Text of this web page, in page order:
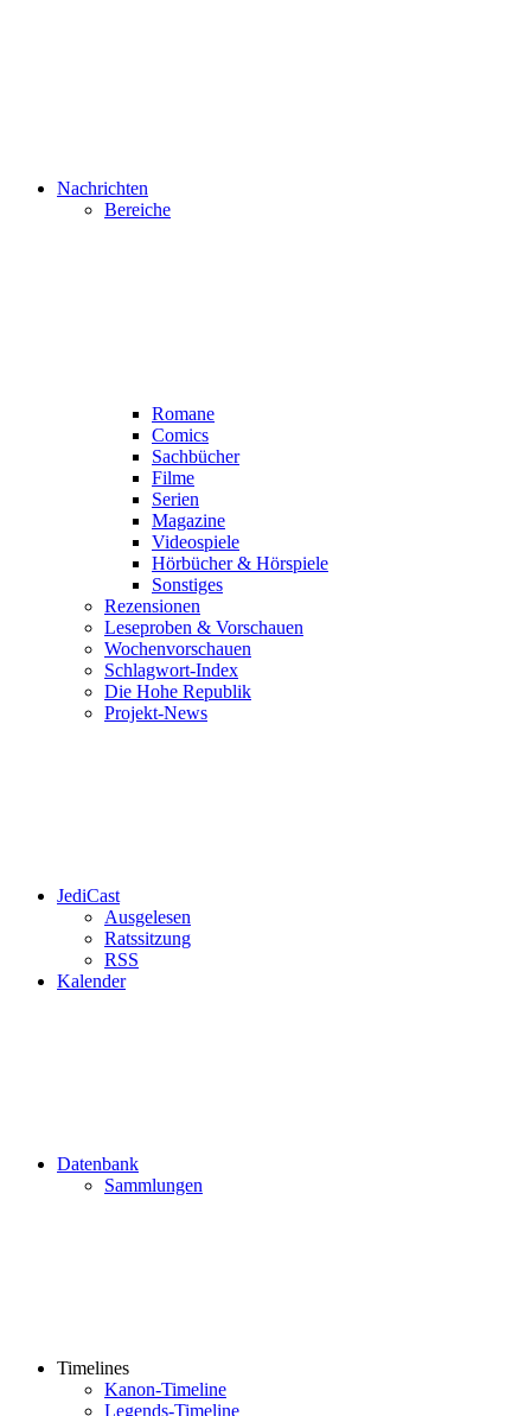
Nachrichten
Bereiche
Romane
Comics
Sachbücher
Filme
Serien
Magazine
Videospiele
Hörbücher & Hörspiele
Sonstiges
Rezensionen
Leseproben & Vorschauen
Wochenvorschauen
Schlagwort-Index
Die Hohe Republik
Projekt-News
JediCast
Ausgelesen
Ratssitzung
RSS
Kalender
Datenbank
Sammlungen
Timelines
Kanon-Timeline
Legends-Timeline